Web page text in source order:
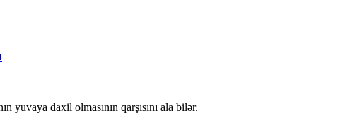
yuvaya daxil olmasının qarşısını ala bilər.